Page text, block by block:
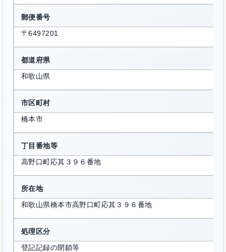
郵便番号
〒6497201
都道府県
和歌山県
市区町村
橋本市
丁目番地等
高野口町応其３９６番地
所在地
和歌山県橋本市高野口町応其３９６番地
処理区分
登記記録の閉鎖等